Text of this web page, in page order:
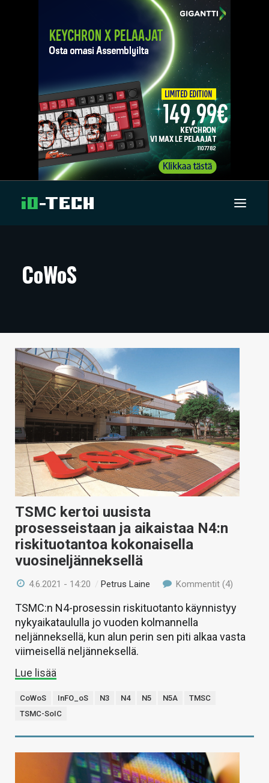
ARTIKKELIT
TECHBBS
TIETOA
HINTA.FI
KAUPPA
VAIHDA TEEMA
HAKU
CoWoS
TSMC kertoi uusista
prosesseistaan ja aikaistaa N4:n
riskituotantoa kokonaisella
vuosineljänneksellä
4.6.2021 - 14:20 /Petrus Laine Kommentit (4)
TSMC:n N4-prosessin riskituotanto käynnistyy
nykyaikataululla jo vuoden kolmannella
neljänneksellä, kun alun perin sen piti alkaa vasta
viimeisellä neljänneksellä.
Lue lisää
CoWoS InFO_oS N3 N4 N5 N5A
TMSC
TSMC-SoIC